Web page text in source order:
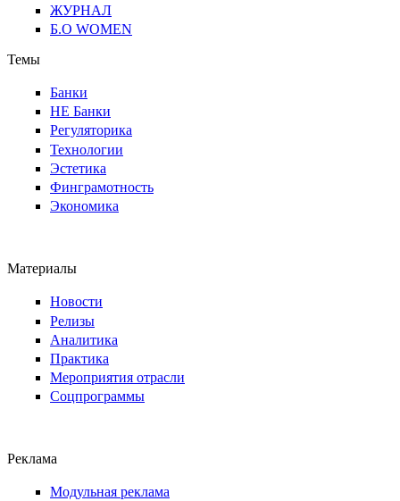
ЖУРНАЛ
Б.О WOMEN
Темы
Банки
НЕ Банки
Регуляторика
Технологии
Эстетика
Финграмотность
Экономика
Материалы
Новости
Релизы
Аналитика
Практика
Мероприятия отрасли
Соцпрограммы
Реклама
Модульная реклама